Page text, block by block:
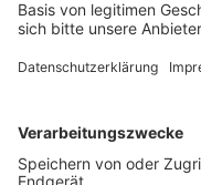
Hockenheim und der
im Einsatz. Nach den
gesucht worden.
Anzeige